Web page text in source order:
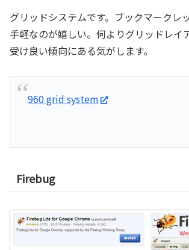
グリッドシステムです。ブックマークレ
手軽なのが嬉しい。何よりグリッドレイ
受け良い傾向にある気がします。
960 grid system
Firebug